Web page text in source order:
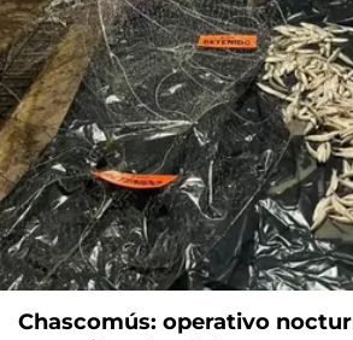
Chascomús: operativo